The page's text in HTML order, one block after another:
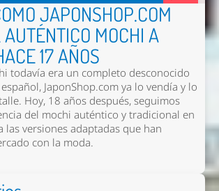
JAPONSHOP.COM
MOCHI A
17 AÑOS
todavía era un completo desconocido
JaponShop.com ya lo vendía y lo
Hoy, 18 años después, seguimos
del mochi auténtico y tradicional en
las versiones adaptadas que han
con la moda.